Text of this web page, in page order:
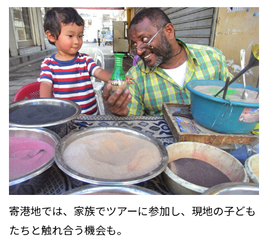
寄港地では、家族でツアーに参加し、現地の子ども
たちと触れ合う機会も。